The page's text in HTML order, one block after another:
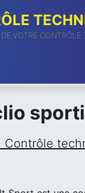
DE VOTRE